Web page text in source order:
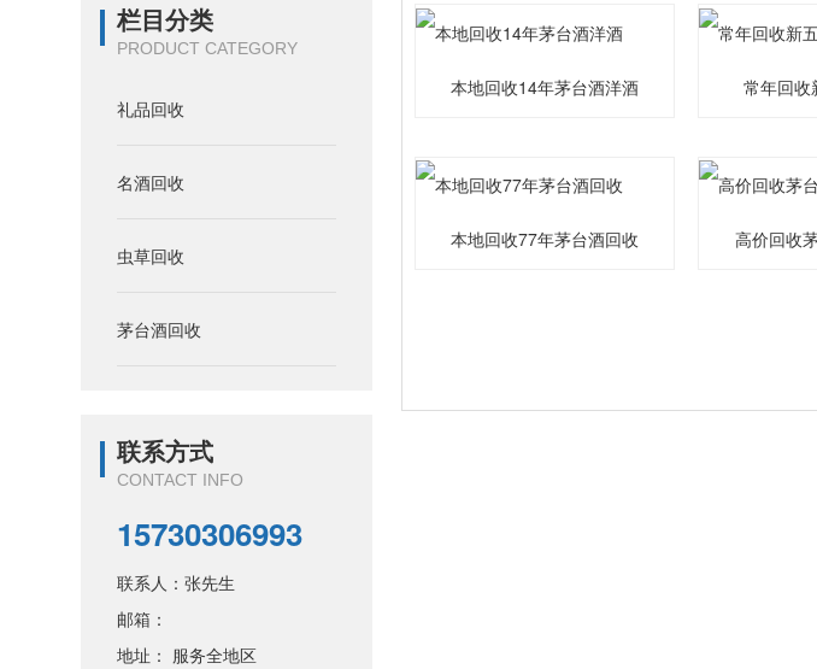
栏目分类
PRODUCT CATEGORY
礼品回收
名酒回收
虫草回收
茅台酒回收
联系方式
CONTACT INFO
15730306993
联系人：张先生
邮箱：
地址： 服务全地区
本地回收14年茅台酒洋酒 常年回收
本地回收77年茅台酒回收 高价回收